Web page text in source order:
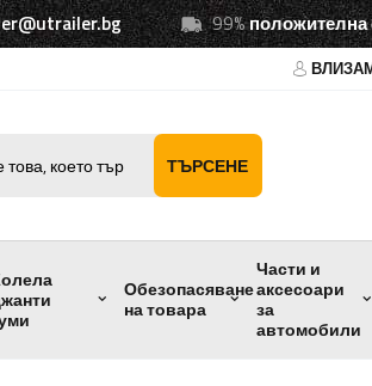
99%положителна
ТЪРСЕНЕ
Обезопасяване
на товара
Части и
аксесоари
за
автомобили